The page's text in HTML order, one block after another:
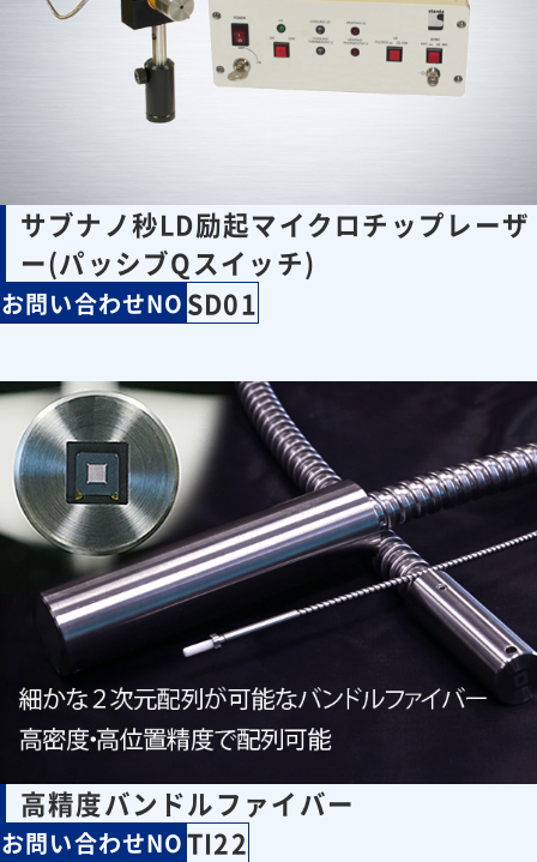
サブナノ秒LD励起マイクロチップレーザ
ー(パッシブQスイッチ)
お問い合わせNO SD01
高精度バンドルファイバー
お問い合わせNOTI22